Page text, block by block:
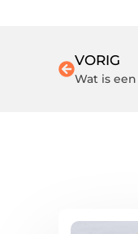
VORIG
Wat is